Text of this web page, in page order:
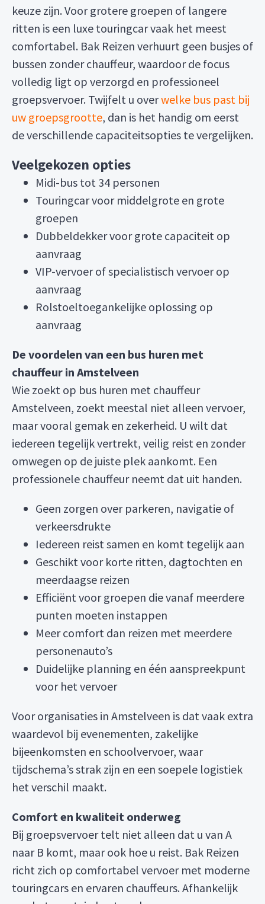
keuze zijn. Voor grotere groepen of langere
ritten is een luxe touringcar vaak het meest
comfortabel. Bak Reizen verhuurt geen busjes of
bussen zonder chauffeur, waardoor de focus
volledig ligt op verzorgd en professioneel
groepsvervoer. Twijfelt u overwelke bus past bij
uw groepsgrootte, dan is het handig om eerst
de verschillende capaciteitsopties te vergelijken.
Veelgekozen opties
Midi-bus tot 34 personen
Touringcar voor middelgrote en grote
groepen
Dubbeldekker voor grote capaciteit op
aanvraag
VIP-vervoer of specialistisch vervoer op
aanvraag
Rolstoeltoegankelijke oplossing op
aanvraag
De voordelen van een bus huren met
chauffeur in Amstelveen
Wie zoekt op bus huren met chauffeur
Amstelveen, zoekt meestal niet alleen vervoer,
maar vooral gemak en zekerheid. U wilt dat
iedereen tegelijk vertrekt, veilig reist en zonder
omwegen op de juiste plek aankomt. Een
professionele chauffeur neemt dat uit handen.
Geen zorgen over parkeren, navigatie of
verkeersdrukte
Iedereen reist samen en komt tegelijk aan
Geschikt voor korte ritten, dagtochten en
meerdaagse reizen
Efficiënt voor groepen die vanaf meerdere
punten moeten instappen
Meer comfort dan reizen met meerdere
personenauto’s
Duidelijke planning en één aanspreekpunt
voor het vervoer
Voor organisaties in Amstelveen is dat vaak extra
waardevol bij evenementen, zakelijke
bijeenkomsten en schoolvervoer, waar
tijdschema’s strak zijn en een soepele logistiek
het verschil maakt.
Comfort en kwaliteit onderweg
Bij groepsvervoer telt niet alleen dat u van A
naar B komt, maar ook hoe u reist. Bak Reizen
richt zich op comfortabel vervoer met moderne
touringcars en ervaren chauffeurs. Afhankelijk